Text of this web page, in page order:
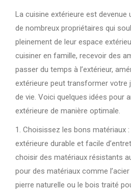
La cuisine extérieure est devenue
de nombreux propriétaires qui
pleinement de leur espace
cuisiner en famille, recevoir des
passer du temps à l’extérieur,
extérieure peut transformer votre
de vie. Voici quelques idées pour
extérieure de manière optimale.
1. Choisissez les bons matériaux
extérieure durable et facile
choisir des matériaux résistants
pour des matériaux comme
pierre naturelle ou le bois traité